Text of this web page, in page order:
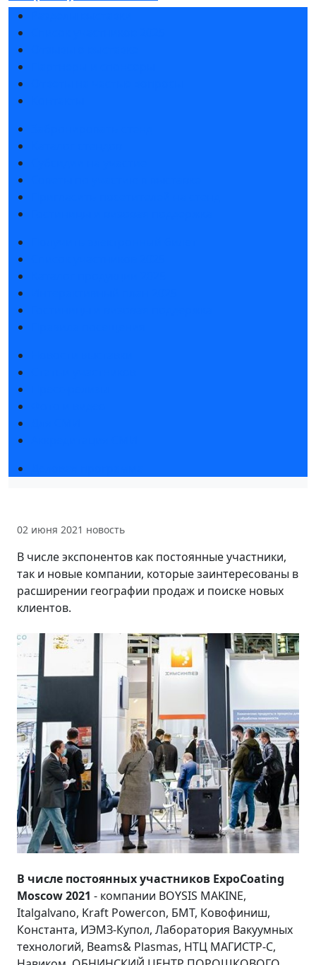
02 июня 2021 новость
В числе экспонентов как постоянные участники,
так и новые компании, которые заинтересованы в
расширении географии продаж и поиске новых
клиентов.
В числе постоянных участников ExpoCoating
Moscow 2021 - компании BOYSIS MAKINE,
Italgalvano, Kraft Powercon, БМТ, Ковофиниш,
Константа, ИЭМЗ-Купол, Лаборатория Вакуумных
технологий, Beams& Plasmas, НТЦ МАГИСТР-С,